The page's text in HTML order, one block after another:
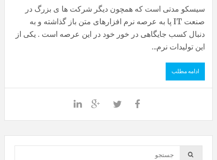
سیسکو مدتی است که همچون دیگر شرکت ها ی بزرگ در
صنعت IT پا به عرصه نرم افزارهای متن باز گذاشته و به
دنبال کسب جایگاهی در خور خود در این عرصه است . یکی از
این تولیدات نرم...
ادامه مطلب